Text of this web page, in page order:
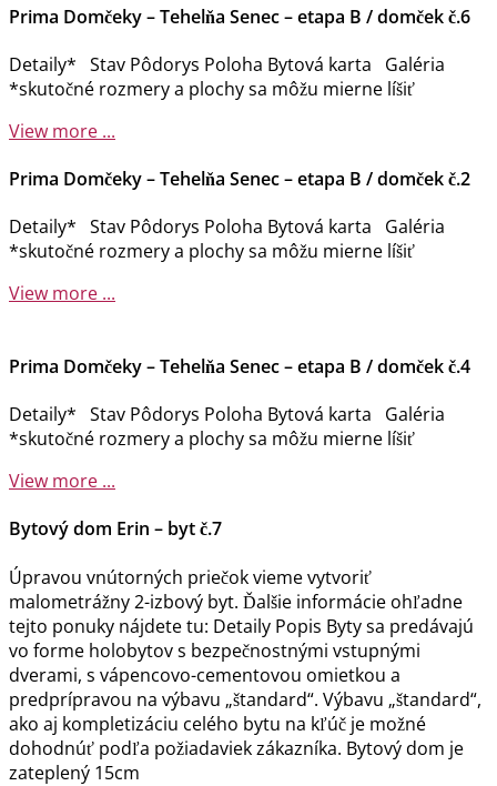
Prima Domčeky – Tehelňa Senec – etapa B / domček č.6
Detaily* Stav Pôdorys Poloha Bytová karta Galéria
*skutočné rozmery a plochy sa môžu mierne líšiť
View more ...
Prima Domčeky – Tehelňa Senec – etapa B / domček č.2
Detaily* Stav Pôdorys Poloha Bytová karta Galéria
*skutočné rozmery a plochy sa môžu mierne líšiť
View more ...
Prima Domčeky – Tehelňa Senec – etapa B / domček č.4
Detaily* Stav Pôdorys Poloha Bytová karta Galéria
*skutočné rozmery a plochy sa môžu mierne líšiť
View more ...
Bytový dom Erin – byt č.7
Úpravou vnútorných priečok vieme vytvoriť
malometrážny 2-izbový byt. Ďalšie informácie ohľadne
tejto ponuky nájdete tu: Detaily Popis Byty sa predávajú
vo forme holobytov s bezpečnostnými vstupnými
dverami, s vápencovo-cementovou omietkou a
predprípravou na výbavu „štandard“. Výbavu „štandard“,
ako aj kompletizáciu celého bytu na kľúč je možné
dohodnúť podľa požiadaviek zákazníka. Bytový dom je
zateplený 15cm